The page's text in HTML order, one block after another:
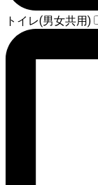
トイレ(男女共用)